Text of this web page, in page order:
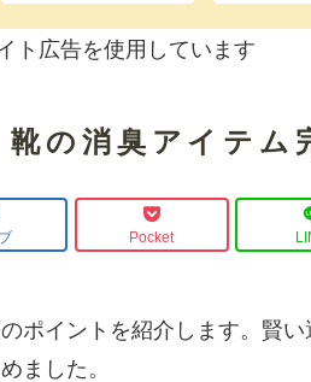
ト広告を使用しています
の消臭アイテム
Pocket
ポイントを紹介します。賢
ました。